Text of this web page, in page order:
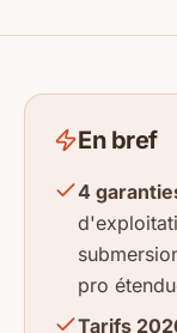
En bref
4
pro
Tarifs